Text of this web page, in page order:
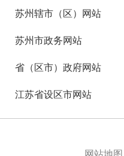
苏州辖市（区）网站
苏州市政务网站
省（区市）政府网站
江苏省设区市网站